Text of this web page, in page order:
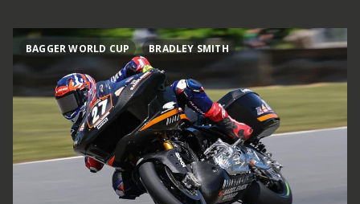
BAGGER WORLD CUP BRADLEY SMITH